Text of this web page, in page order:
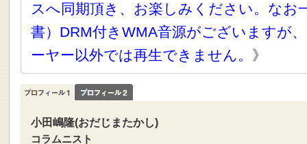
スへ同期頂き、お楽しみください。なお
書）DRM付きWMA音源がございますが
ーヤー以外では再生できません。 》
小田嶋隆(おだじまたかし)
コラムニスト